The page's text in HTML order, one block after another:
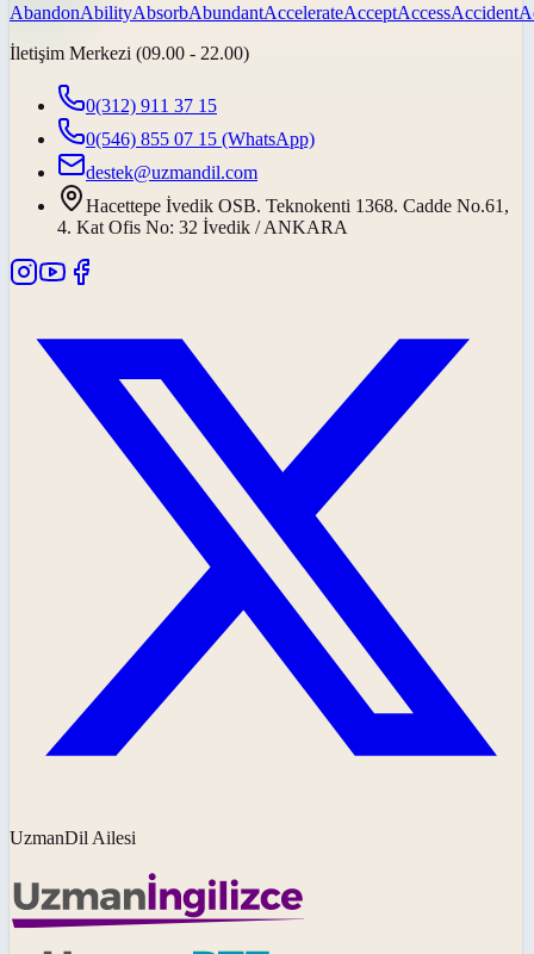
AbandonAbilityAbsorbAbundantAccelerateAcceptAccessAccident
İletişim Merkezi (09.00 - 22.00)
0(312) 911 37 15
0(546) 855 07 15 (WhatsApp)
destek@uzmandil.com
Hacettepe İvedik OSB. Teknokenti 1368. Cadde No.61,
4. Kat Ofis No: 32 İvedik / ANKARA
UzmanDil Ailesi